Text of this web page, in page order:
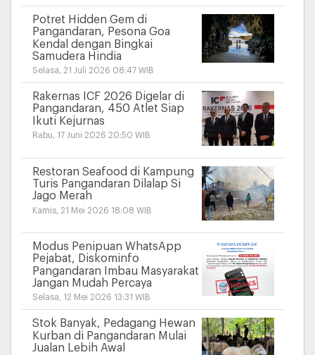
Potret Hidden Gem di
Pangandaran, Pesona Goa
Kendal dengan Bingkai
Samudera Hindia
Selasa, 21 Juli 2026 08:47 WIB
Rakernas ICF 2026 Digelar di
Pangandaran, 450 Atlet Siap
Ikuti Kejurnas
Rabu, 17 Juni 2026 20:50 WIB
Restoran Seafood di Kampung
Turis Pangandaran Dilalap Si
Jago Merah
Kamis, 21 Mei 2026 18:08 WIB
Modus Penipuan WhatsApp
Pejabat, Diskominfo
Pangandaran Imbau Masyarakat
Jangan Mudah Percaya
Selasa, 12 Mei 2026 13:31 WIB
Stok Banyak, Pedagang Hewan
Kurban di Pangandaran Mulai
Jualan Lebih Awal